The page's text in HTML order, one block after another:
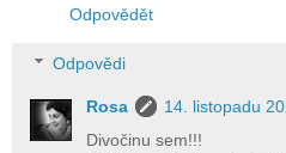
Odpovědět
Odpovědi
Rosa
14. listopadu
Divočinu sem!!!